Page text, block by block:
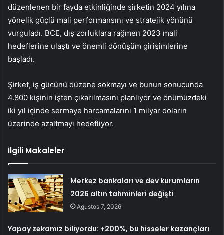
düzenlenen bir fayda etkinliğinde şirketin 2024 yılına
yönelik güçlü mali performansını ve stratejik yönünü
vurguladı. BCE, dış zorluklara rağmen 2023 mali
hedeflerine ulaştı ve önemli dönüşüm girişimlerine
başladı.
Şirket, iş gücünü düzene sokmayı ve bunun sonucunda
4.800 kişinin işten çıkarılmasını planlıyor ve önümüzdeki
iki yıl içinde sermaye harcamalarını 1 milyar doların
üzerinde azaltmayı hedefliyor.
İlgili Makaleler
Merkez bankaları ve dev kurumların
2026 altın tahminleri değişti
Ağustos 7, 2026
Yapay zekamız biliyordu: +200%, bu hisseler kazançları